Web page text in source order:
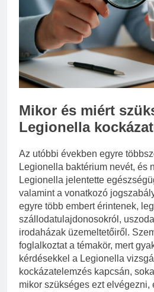
3
Mikor és miért
Legionella
Az utóbbi években egyre
Legionella baktérium nevét, és
Legionella jelentette
valamint a vonatkozó
egyre több embert érintenek,
szállodatulajdonosokról,
irodaházak üzemeltetőiről.
foglalkoztat a témakör, mert
kérdésekkel a Legionella
kockázatelemzés kapcsán,
mikor szükséges ezt elvégezni,